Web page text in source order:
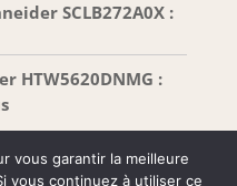
SCLB272A0X :
HTW5620DNMG :
vous garantir la meilleure
vous continuez à utiliser ce